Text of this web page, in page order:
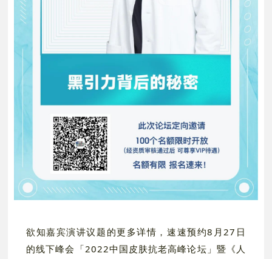
欲知嘉宾演讲议题的更多详情，速速预约8月27日
的线下峰会「2022中国皮肤抗老高峰论坛」暨《人